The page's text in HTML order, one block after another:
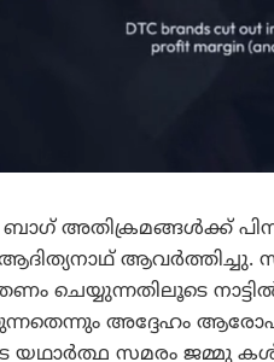
അതിക്രമങ്ങൾക്ക്
ആവർത്തിച്ചു.
ചെയ്യുന്നതിലൂടെ
അദ്ദേഹം
യഥാർത്ഥ സമരം ജമ്മു